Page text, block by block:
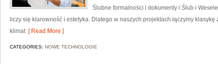
Ślubne formalności i dokumenty i Ślub i
liczy się klarowność i estetyka. Dlatego w naszych projektach łączymy
klimat[ Read More ]
CATEGORIES: NOWE TECHNOLOGIE